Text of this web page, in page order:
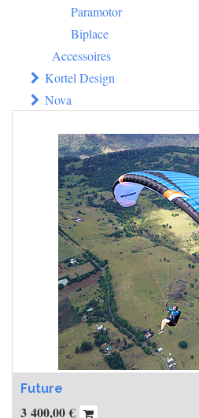
Paramotor
Biplace
Accessoires
Kortel Design
Nova
Future
3 400,00€